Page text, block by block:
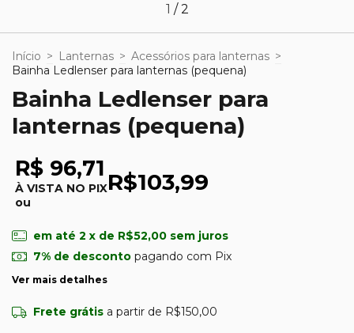
1 /2
Início > Lanternas > Acessórios para lanternas >
Bainha Ledlenser para lanternas (pequena)
Bainha Ledlenser para
lanternas (pequena)
R$ 96,71
À VISTA NO PIX
ou
R$103,99
em até 2 x de R$52,00 sem juros
7% de descontopagando com Pix
Ver mais detalhes
Frete grátis a partir de R$150,00